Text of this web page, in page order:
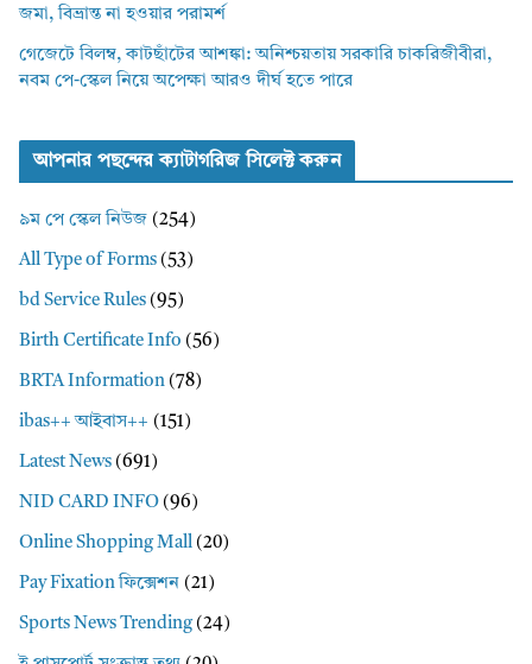
জমা, বিভ্রান্ত না হওয়ার পরামর্শ
গেজেটে বিলম্ব, কাটছাঁটের আশঙ্কা: অনিশ্চয়তায় সরকারি চাকরিজীবীরা,
নবম পে-স্কেল নিয়ে অপেক্ষা আরও দীর্ঘ হতে পারে
আপনার পছন্দের ক্যাটাগরিজ সিলেক্ট করুন
৯ম পে স্কেল নিউজ (254)
All Type of Forms (53)
bd Service Rules (95)
Birth Certificate Info (56)
BRTA Information (78)
ibas++ আইবাস++ (151)
Latest News (691)
NID CARD INFO (96)
Online Shopping Mall (20)
Pay Fixation ফিক্সেশন (21)
Sports News Trending(24)